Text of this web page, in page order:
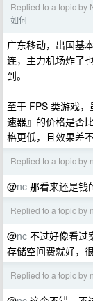
Replied to a topic by
如何
广东移动，出国基
连，主力机场炸了
到。
至于 FPS 类游戏
速器』的价格是否
格更低，且效果差
Replied to a topic by
@nc 那看来还是钱
Replied to a topic by
@nc 不过好像看过
存储空间费就好，
Replied to a topic by